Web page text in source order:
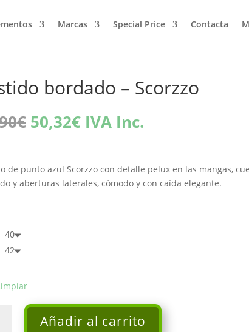
Marcas Special Price Contacta
bordado – Scorzzo
€ El
precio
era:
62,90€.
50,32€El
precio
es:
50,32€.
IVA Inc.
de punto azul Scorzzo con detalle pelux en las mangas,
y aberturas laterales, cómodo y con caída elegante.
40
42
Añadir al carrito